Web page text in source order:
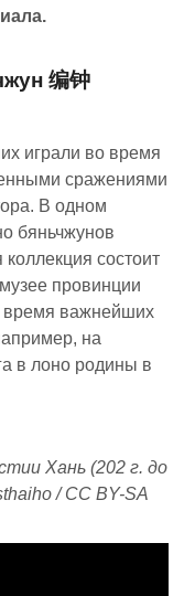
编钟
играли во время
сражениями
В одном
бяньчжунов
состоит
провинции
время важнейших
на
в лоно родины в
Хань (202 г. до
/ CC BY-SA